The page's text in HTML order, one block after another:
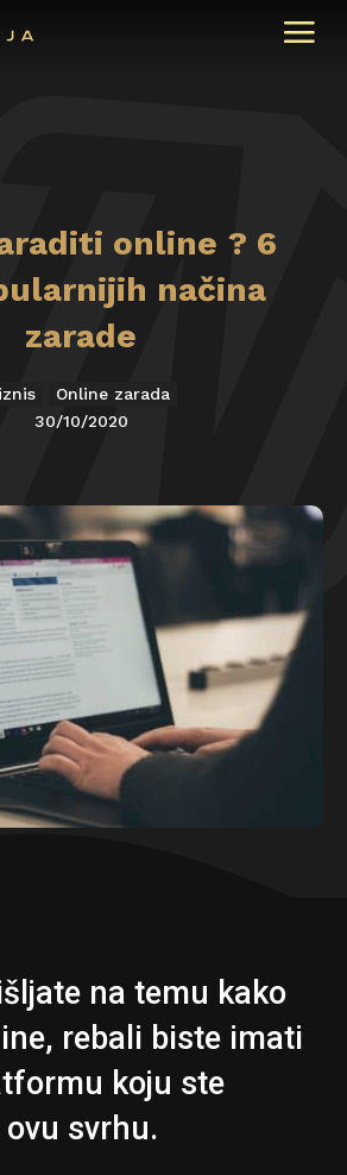
online ? 6
načina
zarade
Online zarada
30/10/2020
na temu kako
rebali biste imati
koju ste
svrhu.